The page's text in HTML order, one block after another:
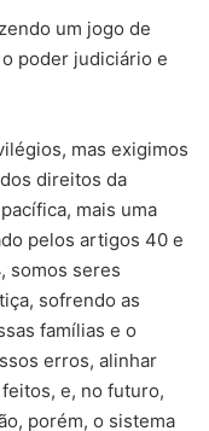
um jogo de
poder judiciário e
mas exigimos
direitos da
mais uma
pelos artigos 40 e
somos seres
sofrendo as
famílias e o
erros, alinhar
e, no futuro,
porém, o sistema